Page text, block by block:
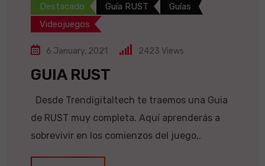
Destacado Guía RUST
Guías
Videojuegos
6 January, 2021 2423 Views
GUIA RUST
Desde Trendigitaltech te traemos una Guia
de RUST muy completa. Aquí aprenderás a
sobrevivir en los comienzos del juego,.